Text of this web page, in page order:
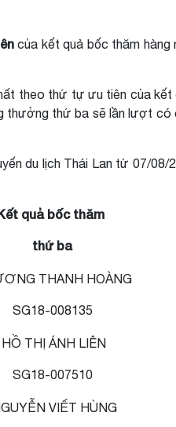
của kết quả bốc thăm hàng
theo thứ tự ưu tiên của kết
thứ ba sẽ lần lượt
du lịch Thái Lan từ 07/
quả bốc thăm
thứ ba
THANH HOÀNG
SG18-008135
HỒ THỊ ÁNH LIÊN
SG18-007510
VIẾT HÙNG